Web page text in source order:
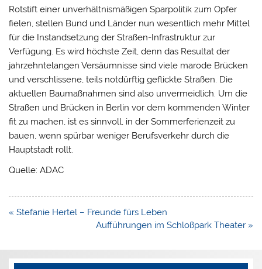
Rotstift einer unverhältnismäßigen Sparpolitik zum Opfer
fielen, stellen Bund und Länder nun wesentlich mehr Mittel
für die Instandsetzung der Straßen-Infrastruktur zur
Verfügung. Es wird höchste Zeit, denn das Resultat der
jahrzehntelangen Versäumnisse sind viele marode Brücken
und verschlissene, teils notdürftig geflickte Straßen. Die
aktuellen Baumaßnahmen sind also unvermeidlich. Um die
Straßen und Brücken in Berlin vor dem kommenden Winter
fit zu machen, ist es sinnvoll, in der Sommerferienzeit zu
bauen, wenn spürbar weniger Berufsverkehr durch die
Hauptstadt rollt.
Quelle: ADAC
Beitragsnavigation
« Stefanie Hertel – Freunde fürs Leben
Aufführungen im Schloßpark Theater »